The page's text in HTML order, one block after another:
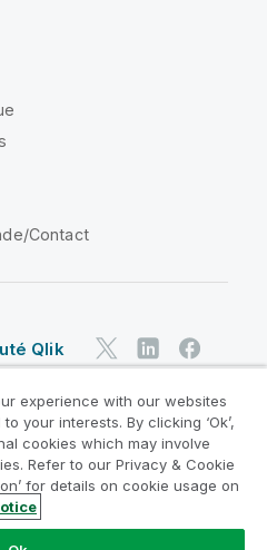
Contact
Qlik
produits
légales
Marques
experience with our websites
your interests. By clicking ‘Ok’,
cookies which may involve
Refer to our Privacy & Cookie
for details on cookie usage on